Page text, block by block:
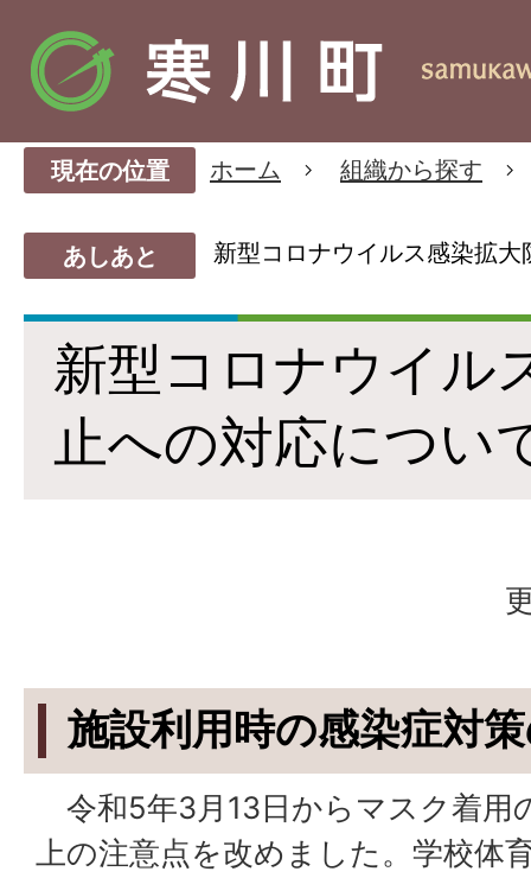
現在の位置 ホーム 組織から探す
あしあと 新型コロナウイルス感染拡
新型コロナウイル
止への対応につい
施設利用時の感染症対
令和5年3月13日からマスク着用
上の注意点を改めました。学校体